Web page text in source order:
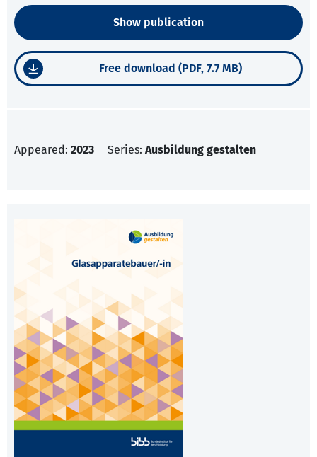
Show publication
Free download (PDF, 7.7 MB)
Appeared: 2023 Series: Ausbildung gestalten